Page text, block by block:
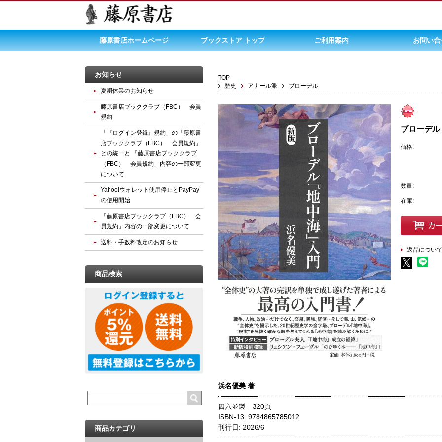
藤原書店ホームページ ブックストア トップ ご利用案内 お問い合
TOP
歴史
アナール派 ブローデル
ブローデル
価格:
数量:
在庫:
返品につい
浜名優美 著
四六並製 320頁
ISBN-13: 9784865785012
刊行日: 2026/6
お知らせ
夏期休業のお知らせ
藤原書店ブッククラブ（FBC） 会員
規約
「『ログイン登録』規約」の「藤原書
店ブッククラブ（FBC） 会員規約」
との統一と 「藤原書店ブッククラブ
（FBC） 会員規約」内容の一部変更
について
Yahoo!ウォレット使用停止とPayPay
の使用開始
「藤原書店ブッククラブ（FBC） 会
員規約」内容の一部変更について
送料・手数料改定のお知らせ
商品検索
商品カテゴリ